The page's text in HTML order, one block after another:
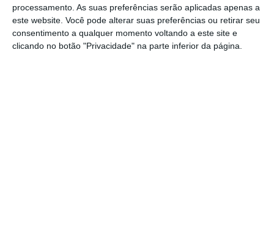
processamento. As suas preferências serão aplicadas apenas a
este website. Você pode alterar suas preferências ou retirar seu
consentimento a qualquer momento voltando a este site e
clicando no botão "Privacidade" na parte inferior da página.
patrimonial” dos dois acionistas.
Já o Hospital da Cruz Vermelha adiantou ao